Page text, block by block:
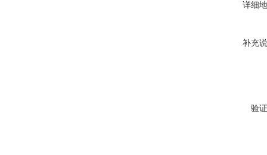
详细
补充
验